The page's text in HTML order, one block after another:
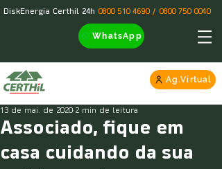
DiskEnergia Certhil 24h 0800 510 4690/ 0800 750 0040
WhatsApp
Ag.Virtual
Associado, fique em
casa cuidando da sua
13 de mai. de 2020 2 min de leitura